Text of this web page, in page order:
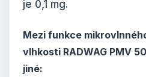
je 0,1 mg.
Mezi funkce
vlhkosti RADWAG PMV
jiné: